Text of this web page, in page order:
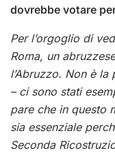
dovrebbe votare
Per l’orgoglio di
Roma, un
l’Abruzzo. Non è
– ci sono stati
pare che in questo
sia essenziale
Seconda